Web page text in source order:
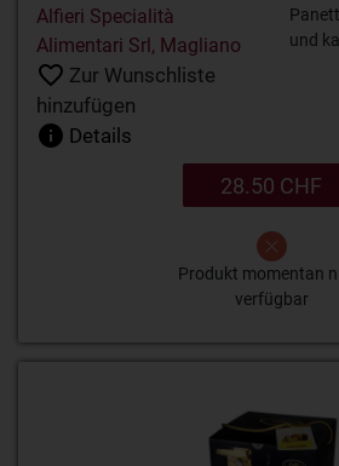
Alfieri Specialità
Alimentari Srl, Magliano
und
Zur Wunschliste
hinzufügen
Details
28.50 CHF
Produkt momentan
verfügbar